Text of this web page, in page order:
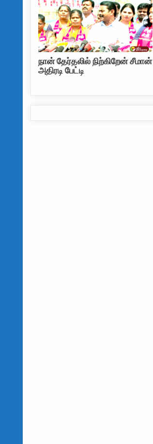
நான் தேர்தலில் நிற்கிறேன் சீமான்
அதிரடி பேட்டி